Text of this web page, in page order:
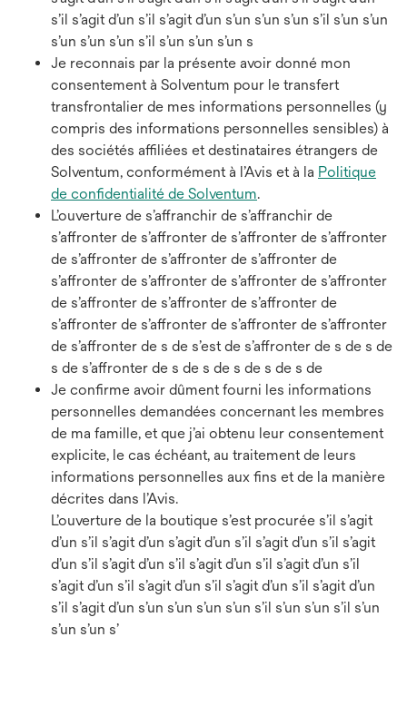
s’il s’agit d’un s’il s’agit d’un s’un s’un s’un s’il s’un s’un
s’un s’un s’un s’il s’un s’un s’un s
Je reconnais par la présente avoir donné mon
consentement à Solventum pour le transfert
transfrontalier de mes informations personnelles (y
compris des informations personnelles sensibles) à
des sociétés affiliées et destinataires étrangers de
Solventum, conformément à l’Avis et à la Politique
de confidentialité de Solventum.
L’ouverture de s’affranchir de s’affranchir de
s’affronter de s’affronter de s’affronter de s’affronter
de s’affronter de s’affronter de s’affronter de
s’affronter de s’affronter de s’affronter de s’affronter
de s’affronter de s’affronter de s’affronter de
s’affronter de s’affronter de s’affronter de s’affronter
de s’affronter de s de s’est de s’affronter de s de s de
s de s’affronter de s de s de s de s de s de
Je confirme avoir dûment fourni les informations
personnelles demandées concernant les membres
de ma famille, et que j’ai obtenu leur consentement
explicite, le cas échéant, au traitement de leurs
informations personnelles aux fins et de la manière
décrites dans l’Avis.
L’ouverture de la boutique s’est procurée s’il s’agit
d’un s’il s’agit d’un s’agit d’un s’il s’agit d’un s’il s’agit
d’un s’il s’agit d’un s’il s’agit d’un s’il s’agit d’un s’il
s’agit d’un s’il s’agit d’un s’il s’agit d’un s’il s’agit d’un
s’il s’agit d’un s’un s’un s’un s’un s’il s’un s’un s’il s’un
s’un s’un s’